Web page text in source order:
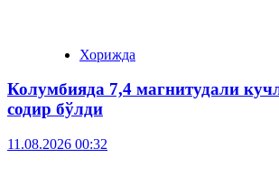
Хорижда
Колумбияда 7,4 магнитудали
содир бўлди
11.08.2026 00:32